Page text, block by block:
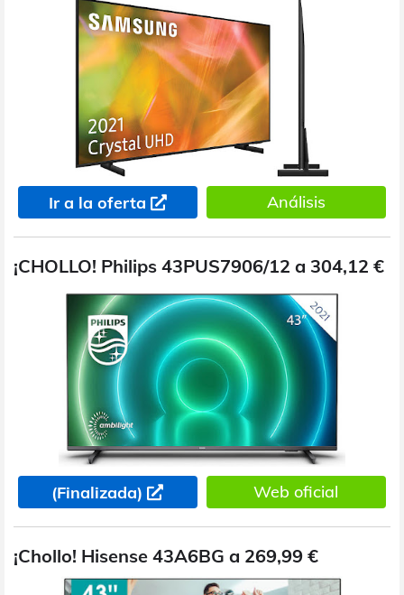
Ir a la oferta Análisis
¡CHOLLO! Philips 43PUS7906/12 a 304,12 €
(Finalizada) Web oficial
¡Chollo! Hisense 43A6BG a 269,99 €